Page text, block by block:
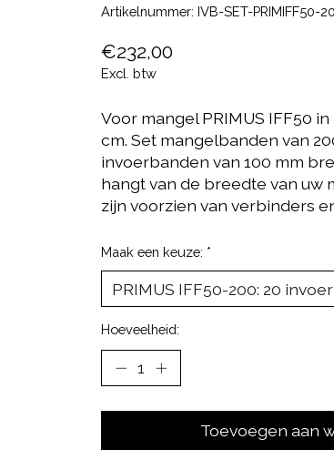
Artikelnummer: IVB-SET-PRIMIFF50-
€232,00
Excl. btw
Voor mangel PRIMUS IFF50
cm. Set mangelbanden van
invoerbanden van 100 mm
hangt van de breedte van uw
zijn voorzien van verbinders
Maak een keuze: *
Hoeveelheid:
Toevoegen aan